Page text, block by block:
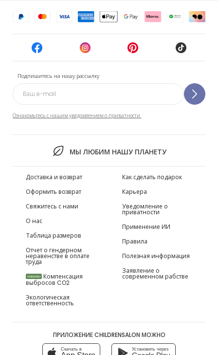
Подпишитесь на нашу рассылку
Ознакомьтесь с нашим уведомлением о приватности.
МЫ ЛЮБИМ НАШУ ПЛАНЕТУ
Доставка и возврат
Оформить возврат
Свяжитесь с нами
О нас
Таблица размеров
Отчет о гендерном
неравенстве в оплате
труда
НОВИНКИ Компенсация
выбросов CO2
Экологическая
ответственность
Как сделать подарок
Карьера
Уведомление о
приватности
Применение ИИ
Правила
Полезная информация
Заявление о
современном рабстве
ПРИЛОЖЕНИЕ CHILDRENSALON МОЖНО
Скачать в Установить через